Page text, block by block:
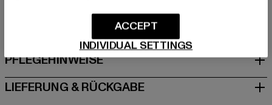
GRÖSSE & PASSFORM
PFLEGEHINWEISE
LIEFERUNG & RÜCKGABE
INDIVIDUAL SETTINGS
ACCEPT